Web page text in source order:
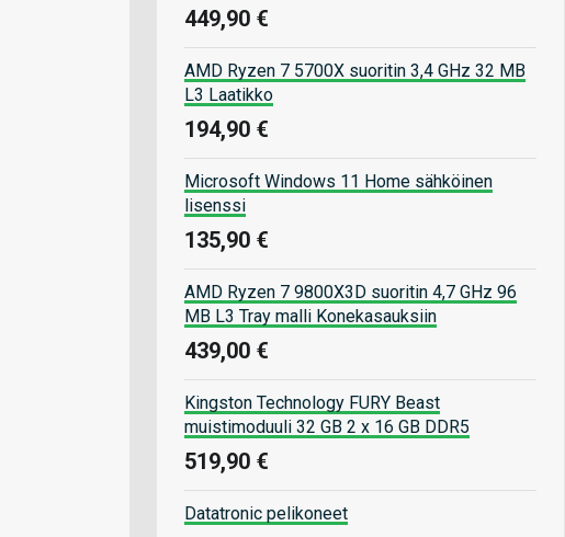
449,90 €
AMD Ryzen 7 5700X suoritin 3,4 GHz 32 MB
L3 Laatikko
194,90 €
Microsoft Windows 11 Home sähköinen
lisenssi
135,90 €
AMD Ryzen 7 9800X3D suoritin 4,7 GHz 96
MB L3 Tray malli Konekasauksiin
439,00 €
Kingston Technology FURY Beast
muistimoduuli 32 GB 2 x 16 GB DDR5
519,90 €
Datatronic pelikoneet